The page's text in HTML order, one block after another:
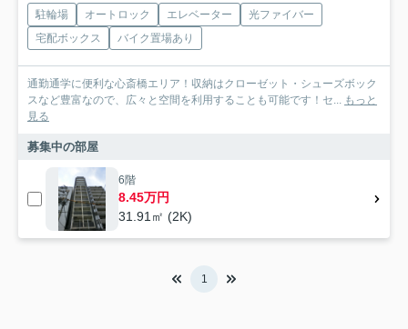
駐輪場 オートロック エレベーター
光ファイバー
宅配ボックス
バイク置場あり
通勤通学に便利な心斎橋エリア！収納はクローゼット・シューズボック
スなど豊富なので、広々と空間を利用することも可能です！セ... もっと
見る
募集中の部屋
6階
8.45万円
31.91㎡ (2K)
1